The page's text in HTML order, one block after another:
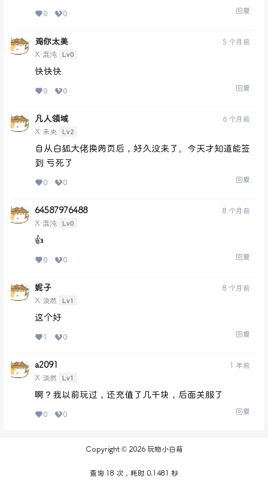
0 0 回复
鸡你太美
X·混沌 Lv0
5 个月前
快快快
0 0 回复
凡人领域
X·未央 Lv2
6 个月前
自从白狐大佬换网页后，好久没来了。今天才知道能签
到 亏死了
0 0 回复
64587976488
X·混沌 Lv0
8 个月前
👍
0 0 回复
妮子
X·淡然 Lv1
8 个月前
这个好
1 0 回复
a2091
X·淡然 Lv1
1 年前
啊？我以前玩过，还充值了几千块，后面关服了
0 0 回复
Copyright © 2026玩物小白箱
查询 18 次，耗时 0.1481 秒